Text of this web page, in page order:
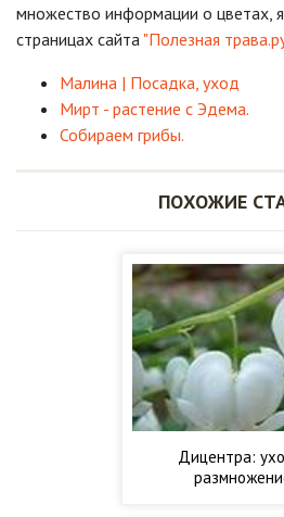
множество информации о цветах,
страницах сайта "Полезная
Малина | Посадка, уход
Мирт - растение с Эдема.
Собираем грибы.
ПОХОЖИЕ
Дицентра: